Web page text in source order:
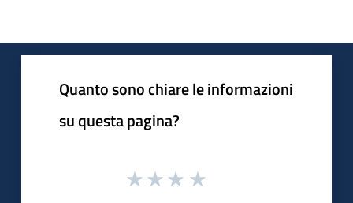
Quanto sono chiare le informazioni
su questa pagina?